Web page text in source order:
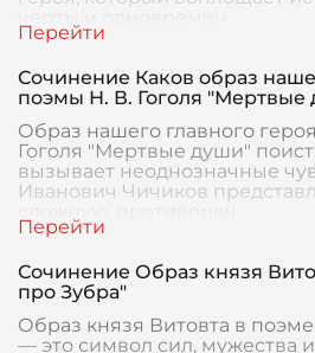
Сочинение Каков образ
поэмы Н. В. Гоголя "Мертвые
Образ нашего главного
Гоголя "Мертвые души"
вызывает неоднозначные
Иванович Чичиков
Сочинение Образ князя
про Зубра"
Образ князя Витовта в
— это символ сил, мужества